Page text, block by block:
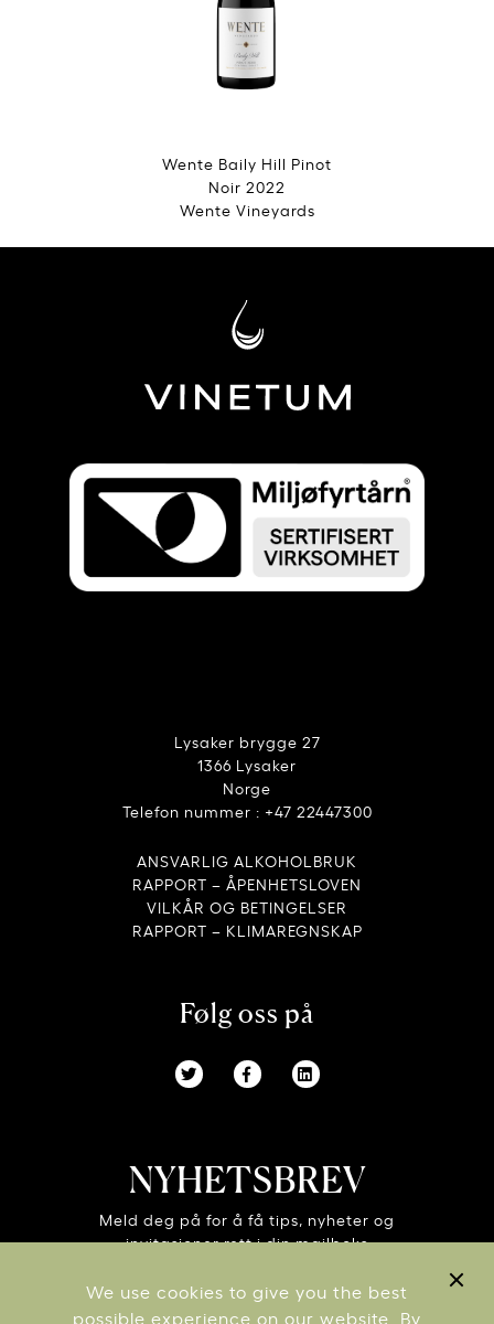
We use cookies to give you the best
possible experience on our website. By
Wente Baily Hill Pinot
Noir 2022
Wente Vineyards
Lysaker brygge 27
1366 Lysaker
Norge
Telefon nummer : +47 22447300
ANSVARLIG ALKOHOLBRUK
RAPPORT – ÅPENHETSLOVEN
VILKÅR OG BETINGELSER
RAPPORT – KLIMAREGNSKAP
Følg oss på
NYHETSBREV
Meld deg på for å få tips, nyheter og
invitasjoner rett i din mailboks